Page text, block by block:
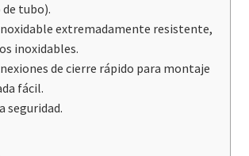
tubo).
extremadamente resistente,
inoxidables.
de cierre rápido para montaje
fácil.
seguridad.